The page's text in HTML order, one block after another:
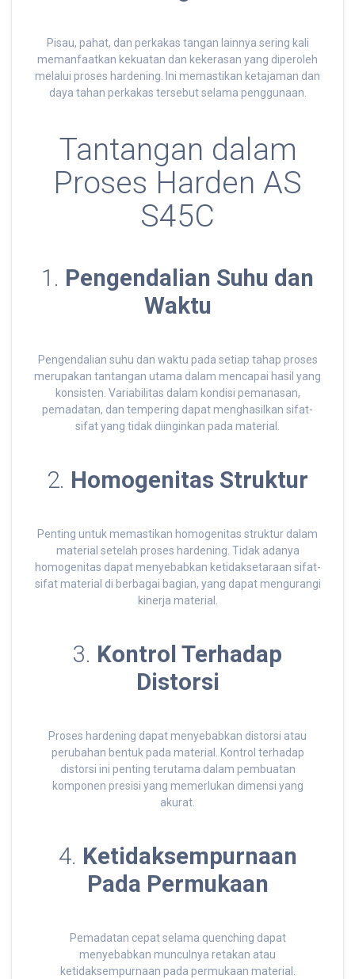
Pisau, pahat, dan perkakas tangan lainnya sering kali
memanfaatkan kekuatan dan kekerasan yang diperoleh
melalui proses hardening. Ini memastikan ketajaman dan
daya tahan perkakas tersebut selama penggunaan.
Tantangan dalam
Proses Harden AS
S45C
1. Pengendalian Suhu dan
Waktu
Pengendalian suhu dan waktu pada setiap tahap proses
merupakan tantangan utama dalam mencapai hasil yang
konsisten. Variabilitas dalam kondisi pemanasan,
pemadatan, dan tempering dapat menghasilkan sifat-
sifat yang tidak diinginkan pada material.
2. Homogenitas Struktur
Penting untuk memastikan homogenitas struktur dalam
material setelah proses hardening. Tidak adanya
homogenitas dapat menyebabkan ketidaksetaraan sifat-
sifat material di berbagai bagian, yang dapat mengurangi
kinerja material.
3. Kontrol Terhadap
Distorsi
Proses hardening dapat menyebabkan distorsi atau
perubahan bentuk pada material. Kontrol terhadap
distorsi ini penting terutama dalam pembuatan
komponen presisi yang memerlukan dimensi yang
akurat.
4. Ketidaksempurnaan
Pada Permukaan
Pemadatan cepat selama quenching dapat
menyebabkan munculnya retakan atau
ketidaksempurnaan pada permukaan material.